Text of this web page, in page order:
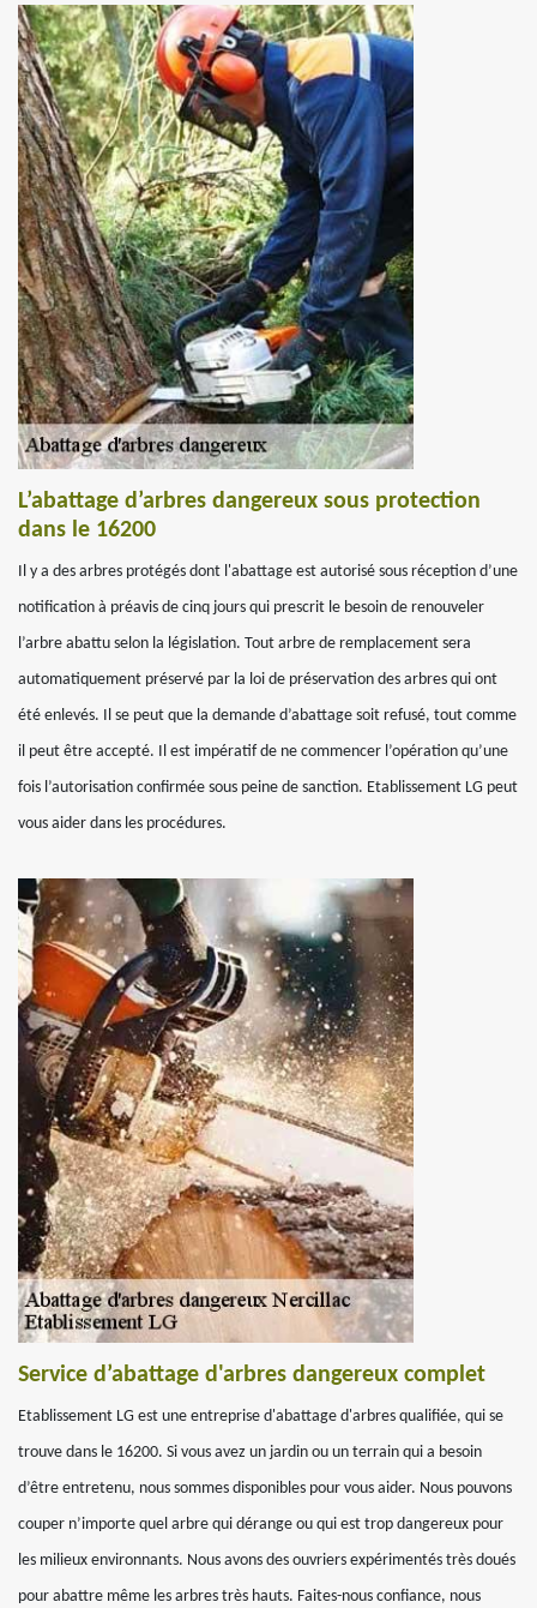
L’abattage d’arbres dangereux sous protection
dans le 16200
Il y a des arbres protégés dont l'abattage est autorisé sous réception d’une
notification à préavis de cinq jours qui prescrit le besoin de renouveler
l’arbre abattu selon la législation. Tout arbre de remplacement sera
automatiquement préservé par la loi de préservation des arbres qui ont
été enlevés. Il se peut que la demande d’abattage soit refusé, tout comme
il peut être accepté. Il est impératif de ne commencer l’opération qu’une
fois l’autorisation confirmée sous peine de sanction. Etablissement LG peut
vous aider dans les procédures.
Service d’abattage d'arbres dangereux complet
Etablissement LG est une entreprise d'abattage d'arbres qualifiée, qui se
trouve dans le 16200. Si vous avez un jardin ou un terrain qui a besoin
d’être entretenu, nous sommes disponibles pour vous aider. Nous pouvons
couper n’importe quel arbre qui dérange ou qui est trop dangereux pour
les milieux environnants. Nous avons des ouvriers expérimentés très doués
pour abattre même les arbres très hauts. Faites-nous confiance, nous